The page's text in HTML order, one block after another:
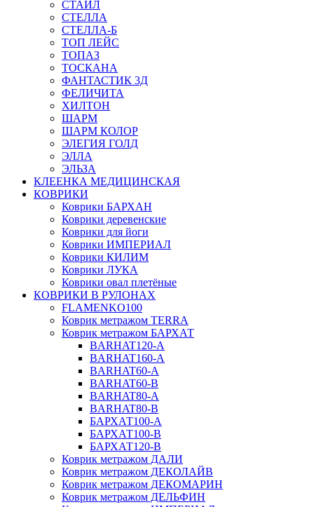
СТАЙЛ
СТЕЛЛА
СТЕЛЛА-Б
ТОП ЛЕЙС
ТОПАЗ
ТОСКАНА
ФАНТАСТИК 3Д
ФЕЛИЧИТА
ХИЛТОН
ШАРМ
ШАРМ КОЛОР
ЭЛЕГИЯ ГОЛД
ЭЛЛА
ЭЛЬЗА
КЛЕЕНКА МЕДИЦИНСКАЯ
КОВРИКИ
Коврики БАРХАН
Коврики деревенские
Коврики для йоги
Коврики ИМПЕРИАЛ
Коврики КИЛИМ
Коврики ЛУКА
Коврики овал плетёные
КОВРИКИ В РУЛОНАХ
FLAMENKO100
Коврик метражом TERRA
Коврик метражом БАРХАТ
BARHAT120-A
BARHAT160-A
BARHAT60-A
BARHAT60-B
BARHAT80-A
BARHAT80-B
БАРХАТ100-A
БАРХАТ100-B
БАРХАТ120-B
Коврик метражом ДАЛИ
Коврик метражом ДЕКОЛАЙВ
Коврик метражом ДЕКОМАРИН
Коврик метражом ДЕЛЬФИН